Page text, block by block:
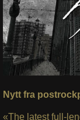
Nytt fra
«The latest full-